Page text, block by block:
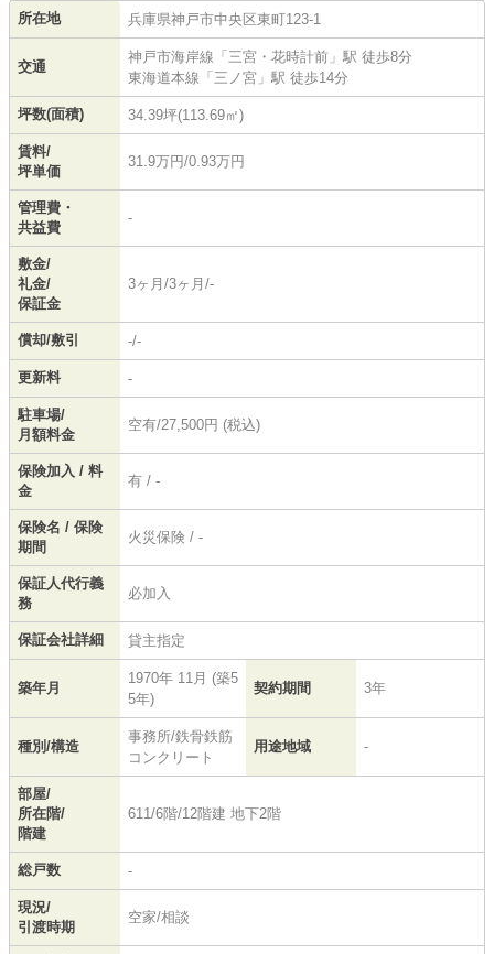
所在地 兵庫県神戸市中央区東町123-1
交通
神戸市海岸線 「 三宮・花時計前 」駅 徒歩8分
東海道本線 「 三ノ宮 」駅 徒歩14分
坪数(面積) 34.39坪(113.69㎡)
賃料/
坪単価
31.9万円/0.93万円
管理費・
共益費
-
敷金/
礼金/
保証金
3ヶ月/3ヶ月/-
償却/敷引 -/-
更新料 -
駐車場/
月額料金
空有/27,500円 (税込)
保険加入 / 料
金
有 / -
保険名 / 保険
期間
火災保険 / -
保証人代行義
務
必加入
保証会社詳細 貸主指定
築年月
1970年 11月 (築5
5年)
契約期間 3年
種別/構造
事務所/鉄骨鉄筋
コンクリート
用途地域 -
部屋/
所在階/
階建
611/6階/12階建 地下2階
総戸数 -
現況/
引渡時期
空家/相談